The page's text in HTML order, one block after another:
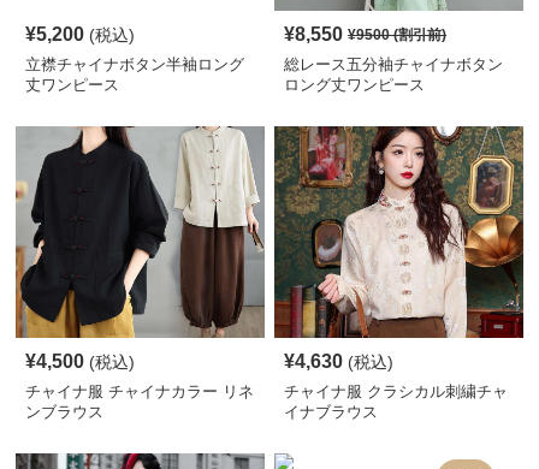
¥5,200 (税込)
立襟チャイナボタン半袖ロング
丈ワンピース
¥8,550 ¥9500(割引前)
総レース五分袖チャイナボタン
ロング丈ワンピース
¥4,500 (税込)
チャイナ服 チャイナカラー リネ
ンブラウス
¥4,630 (税込)
チャイナ服 クラシカル刺繍チャ
イナブラウス